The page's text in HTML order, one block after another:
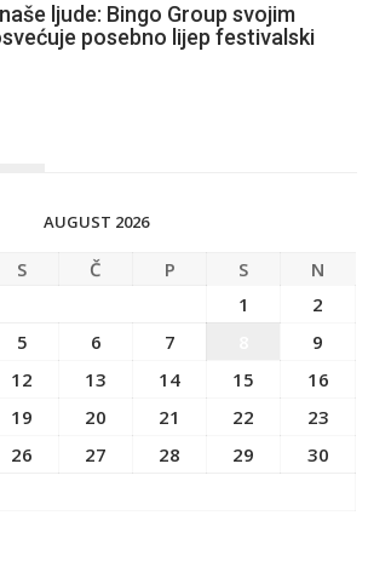
ljude: Bingo Group svojim
posebno lijep festivalski
AUGUST 2026
S Č P S
N
1
2
5 6 7
9
12 13 14 15
16
19 20 21 22
23
26 27 28 29
30